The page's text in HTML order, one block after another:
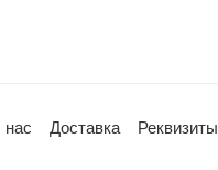
Доставка Реквизиты